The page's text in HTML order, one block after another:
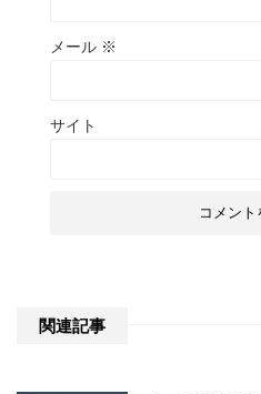
メール ※
サイト
関連記事